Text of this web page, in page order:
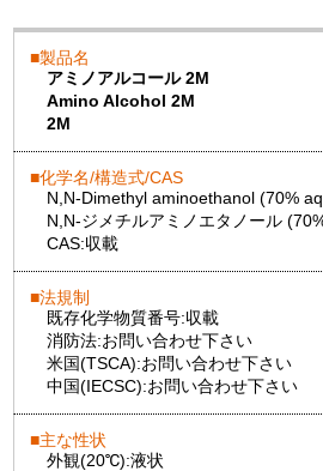
製品名
アミノアルコール 2M
Amino Alcohol 2M
2M
化学名/構造式/CAS
N,N-Dimethyl aminoethanol (70%
N,N-ジメチルアミノエタノール
CAS:収載
法規制
既存化学物質番号:収載
消防法:お問い合わせ下さい
米国(TSCA):お問い合わせ下さい
中国(IECSC):お問い合わせ下さい
主な性状
外観(20℃):液状